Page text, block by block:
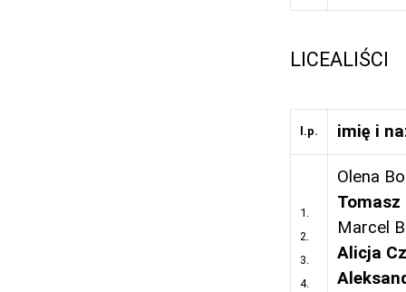
LICEALIŚCI
l.p. imię i
1.
2.
3.
4.
Olena
Tomasz
Marcel
Alicja